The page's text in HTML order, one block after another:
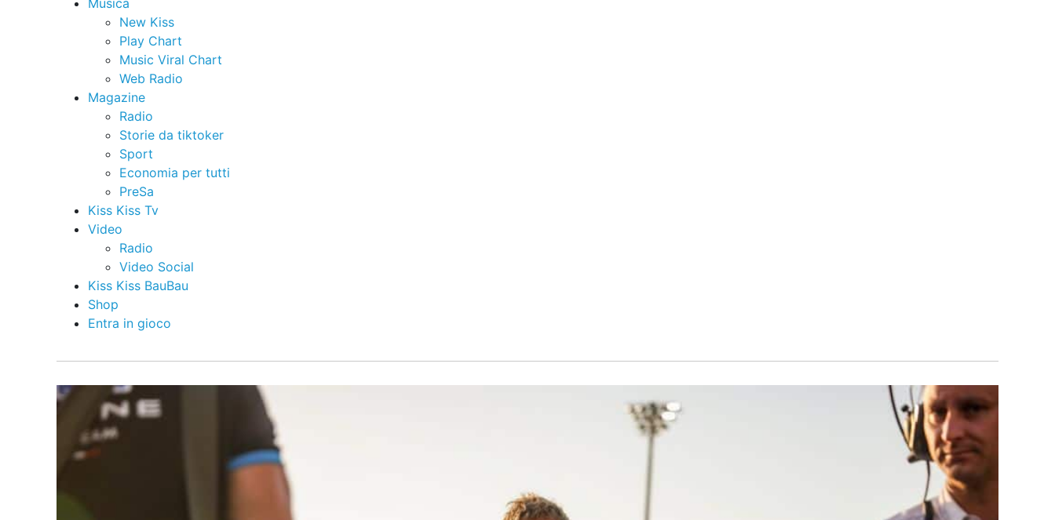
Musica
New Kiss
Play Chart
Music Viral Chart
Web Radio
Magazine
Radio
Storie da tiktoker
Sport
Economia per tutti
PreSa
Kiss Kiss Tv
Video
Radio
Video Social
Kiss Kiss BauBau
Shop
Entra in gioco